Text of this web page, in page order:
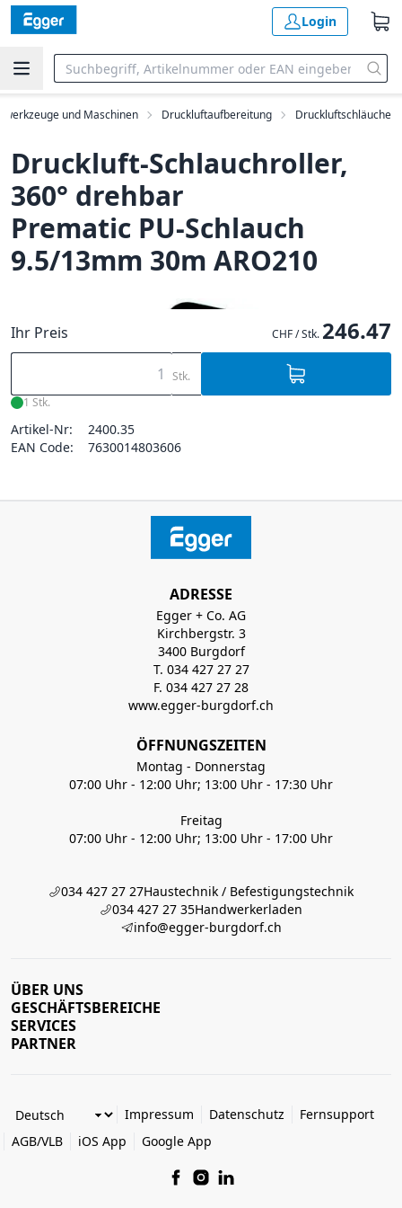
Login
und Maschinen Druckluftaufbereitung Druckluftschläuche
Druckluft-Schlauchroller,
360° drehbar
Prematic PU-Schlauch
9.5/13mm 30m ARO210
Ihr Preis CHF / Stk. 246.47
Stk.
1 Stk.
Artikel-Nr:
2400.35
EAN Code:
7630014803606
ADRESSE
Egger + Co. AG
Kirchbergstr. 3
3400 Burgdorf
T. 034 427 27 27
F. 034 427 27 28
www.egger-burgdorf.ch
ÖFFNUNGSZEITEN
Montag - Donnerstag
07:00 Uhr - 12:00 Uhr; 13:00 Uhr - 17:30 Uhr
Freitag
07:00 Uhr - 12:00 Uhr; 13:00 Uhr - 17:00 Uhr
034 427 27 27Haustechnik / Befestigungstechnik
034 427 27 35Handwerkerladen
info@egger-burgdorf.ch
ÜBER UNS
GESCHÄFTSBEREICHE
SERVICES
PARTNER
Impressum Datenschutz
Fernsupport
AGB/VLB
iOS App Google App